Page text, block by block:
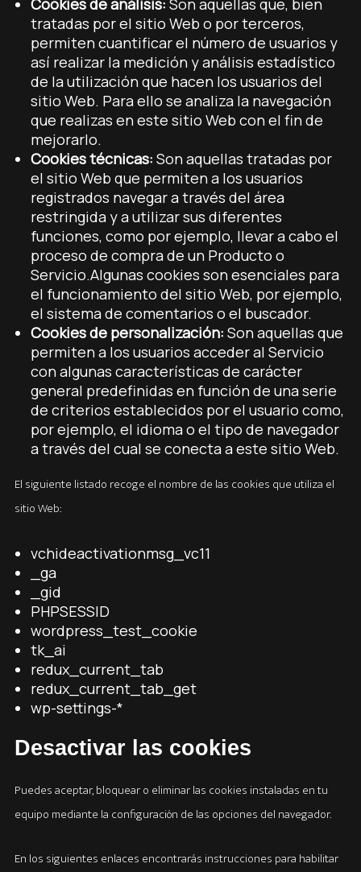
Cookies de análisis: Son aquellas que, bien
tratadas por el sitio Web o por terceros,
permiten cuantificar el número de usuarios y
así realizar la medición y análisis estadístico
de la utilización que hacen los usuarios del
sitio Web. Para ello se analiza la navegación
que realizas en este sitio Web con el fin de
mejorarlo.
Cookies técnicas: Son aquellas tratadas por
el sitio Web que permiten a los usuarios
registrados navegar a través del área
restringida y a utilizar sus diferentes
funciones, como por ejemplo, llevar a cabo el
proceso de compra de un Producto o
Servicio.Algunas cookies son esenciales para
el funcionamiento del sitio Web, por ejemplo,
el sistema de comentarios o el buscador.
Cookies de personalización: Son aquellas que
permiten a los usuarios acceder al Servicio
con algunas características de carácter
general predefinidas en función de una serie
de criterios establecidos por el usuario como,
por ejemplo, el idioma o el tipo de navegador
a través del cual se conecta a este sitio Web.
El siguiente listado recoge el nombre de las cookies que utiliza el
sitio Web:
vchideactivationmsg_vc11
_ga
_gid
PHPSESSID
wordpress_test_cookie
tk_ai
redux_current_tab
redux_current_tab_get
wp-settings-*
Desactivar las cookies
Puedes aceptar, bloquear o eliminar las cookies instaladas en tu
equipo mediante la configuración de las opciones del navegador.
En los siguientes enlaces encontrarás instrucciones para habilitar